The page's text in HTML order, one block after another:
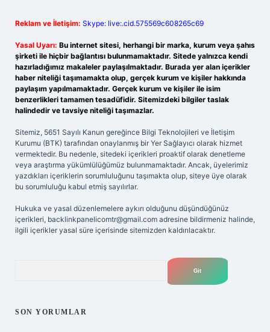
Reklam ve İletişim: Skype: live:.cid.575569c608265c69
Yasal Uyarı: Bu internet sitesi, herhangi bir marka, kurum veya şahıs
şirketi ile hiçbir bağlantısı bulunmamaktadır. Sitede yalnızca kendi
hazırladığımız makaleler paylaşılmaktadır. Burada yer alan içerikler
haber niteliği taşımamakta olup, gerçek kurum ve kişiler hakkında
paylaşım yapılmamaktadır. Gerçek kurum ve kişiler ile isim
benzerlikleri tamamen tesadüfidir. Sitemizdeki bilgiler taslak
halindedir ve tavsiye niteliği taşımazlar.
Sitemiz, 5651 Sayılı Kanun gereğince Bilgi Teknolojileri ve İletişim
Kurumu (BTK) tarafından onaylanmış bir Yer Sağlayıcı olarak hizmet
vermektedir. Bu nedenle, sitedeki içerikleri proaktif olarak denetleme
veya araştırma yükümlülüğümüz bulunmamaktadır. Ancak, üyelerimiz
yazdıkları içeriklerin sorumluluğunu taşımakta olup, siteye üye olarak
bu sorumluluğu kabul etmiş sayılırlar.
Hukuka ve yasal düzenlemelere aykırı olduğunu düşündüğünüz
içerikleri, backlinkpanelicomtr@gmail.com adresine bildirmeniz halinde,
ilgili içerikler yasal süre içerisinde sitemizden kaldırılacaktır.
SON YORUMLAR